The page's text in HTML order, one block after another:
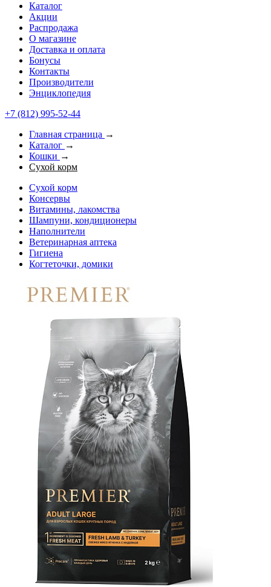
Каталог
Акции
Распродажа
О магазине
Доставка и оплата
Бонусы
Контакты
Производители
Энциклопедия
+7 (812) 995-52-44
Главная страница →
Каталог →
Кошки →
Сухой корм
Сухой корм
Консервы
Витамины, лакомства
Шампуни, кондиционеры
Наполнители
Ветеринарная аптека
Гигиена
Когтеточки, домики